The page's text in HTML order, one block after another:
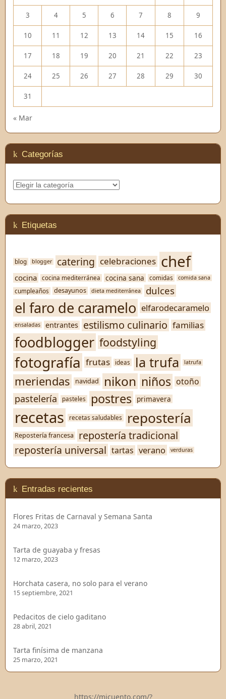
3 4 5 6 7 8 9
10 11 12 13 14 15 16
17 18 19 20 21 22 23
24 25 26 27 28 29 30
31
« Mar
Categorías
Categorías
Etiquetas
blog blogger catering celebraciones chef
cocina cocina mediterránea cocina sana comidas comida sana
cumpleaños desayunos dieta mediterránea dulces
el faro de caramelo elfarodecaramelo
ensaladas entrantes estilismo culinario familias
foodblogger foodstyling
fotografía frutas ideas la trufa latrufa
meriendas navidad nikon niños otoño
pastelería pasteles postres primavera
recetas recetas saludables repostería
Repostería francesa
repostería tradicional
repostería universal tartas verano verduras
Entradas recientes
Flores Fritas de Carnaval y Semana Santa
24 marzo, 2023
Tarta de guayaba y fresas
12 marzo, 2023
Horchata casera, no solo para el verano
15 septiembre, 2021
Pedacitos de cielo gaditano
28 abril, 2021
Tarta finísima de manzana
25 marzo, 2021
https://micuento.com/?